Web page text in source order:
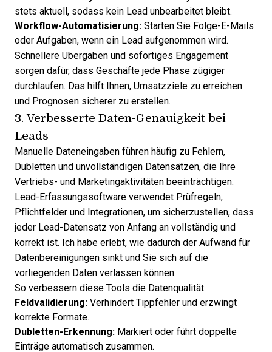
stets aktuell, sodass kein Lead unbearbeitet bleibt.
Workflow-Automatisierung: Starten Sie Folge-E-Mails
oder Aufgaben, wenn ein Lead aufgenommen wird.
Schnellere Übergaben und sofortiges Engagement
sorgen dafür, dass Geschäfte jede Phase zügiger
durchlaufen. Das hilft Ihnen, Umsatzziele zu erreichen
und Prognosen sicherer zu erstellen.
3. Verbesserte Daten-Genauigkeit bei
Leads
Manuelle Dateneingaben führen häufig zu Fehlern,
Dubletten und unvollständigen Datensätzen, die Ihre
Vertriebs- und Marketingaktivitäten beeinträchtigen.
Lead-Erfassungssoftware verwendet Prüfregeln,
Pflichtfelder und Integrationen, um sicherzustellen, dass
jeder Lead-Datensatz von Anfang an vollständig und
korrekt ist. Ich habe erlebt, wie dadurch der Aufwand für
Datenbereinigungen sinkt und Sie sich auf die
vorliegenden Daten verlassen können.
So verbessern diese Tools die Datenqualität:
Feldvalidierung: Verhindert Tippfehler und erzwingt
korrekte Formate.
Dubletten-Erkennung: Markiert oder führt doppelte
Einträge automatisch zusammen.